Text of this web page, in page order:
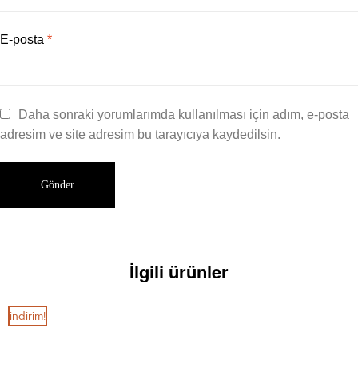
E-posta *
Daha sonraki yorumlarımda kullanılması için adım, e-posta
adresim ve site adresim bu tarayıcıya kaydedilsin.
İlgili ürünler
i̇ndirim!